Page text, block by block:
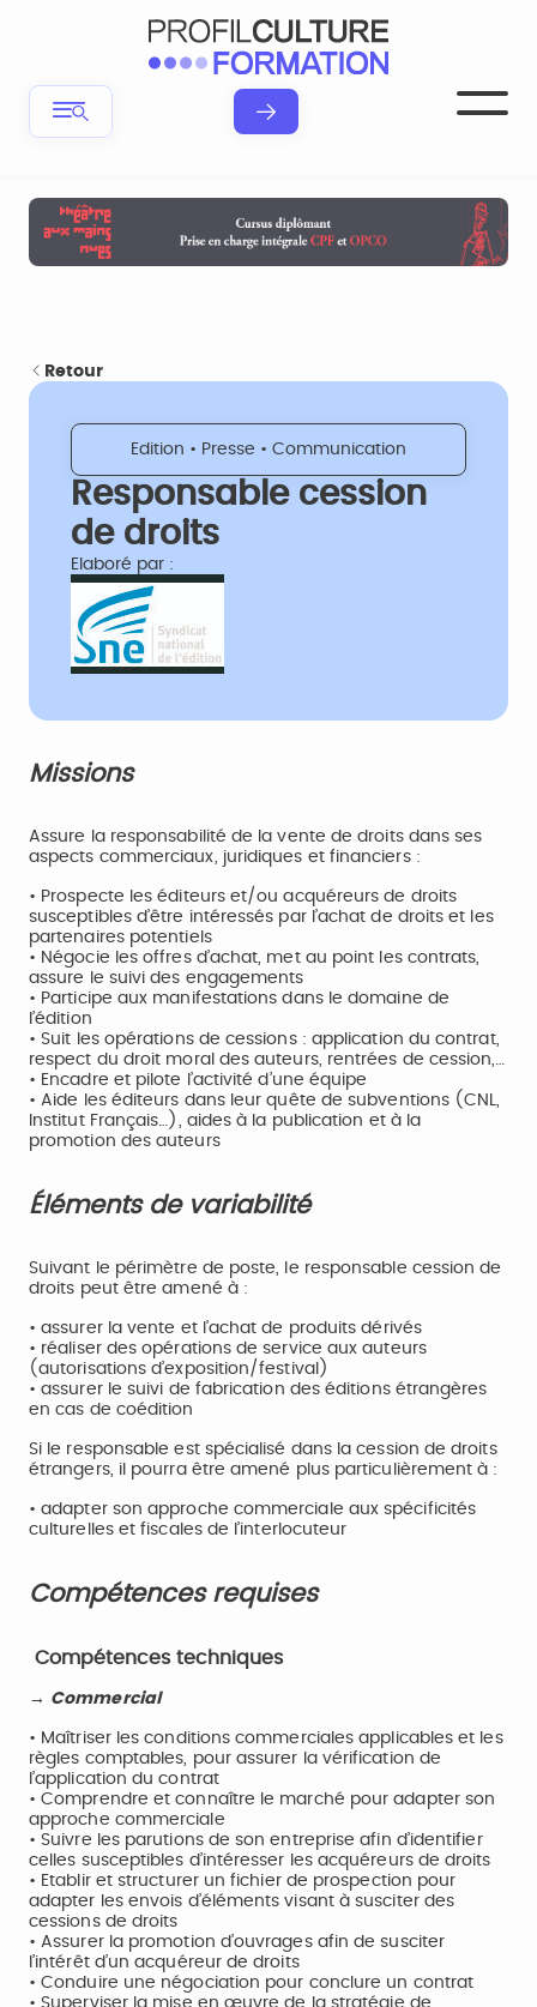
Retour
Edition • Presse • Communication
Responsable cession
de droits
Elaboré par :
Missions
Assure la responsabilité de la vente de droits dans ses
aspects commerciaux, juridiques et financiers :
• Prospecte les éditeurs et/ou acquéreurs de droits
susceptibles d’être intéressés par l’achat de droits et les
partenaires potentiels
• Négocie les offres d’achat, met au point les contrats,
assure le suivi des engagements
• Participe aux manifestations dans le domaine de
l’édition
• Suit les opérations de cessions : application du contrat,
respect du droit moral des auteurs, rentrées de cession,…
• Encadre et pilote l’activité d’une équipe
• Aide les éditeurs dans leur quête de subventions (CNL,
Institut Français…), aides à la publication et à la
promotion des auteurs
Éléments de variabilité
Suivant le périmètre de poste, le responsable cession de
droits peut être amené à :
• assurer la vente et l’achat de produits dérivés
• réaliser des opérations de service aux auteurs
(autorisations d’exposition/festival)
• assurer le suivi de fabrication des éditions étrangères
en cas de coédition
Si le responsable est spécialisé dans la cession de droits
étrangers, il pourra être amené plus particulièrement à :
• adapter son approche commerciale aux spécificités
culturelles et fiscales de l’interlocuteur
Compétences requises
Compétences techniques
→ Commercial
• Maîtriser les conditions commerciales applicables et les
règles comptables, pour assurer la vérification de
l’application du contrat
• Comprendre et connaître le marché pour adapter son
approche commerciale
• Suivre les parutions de son entreprise afin d’identifier
celles susceptibles d’intéresser les acquéreurs de droits
• Etablir et structurer un fichier de prospection pour
adapter les envois d’éléments visant à susciter des
cessions de droits
• Assurer la promotion d’ouvrages afin de susciter
l’intérêt d’un acquéreur de droits
• Conduire une négociation pour conclure un contrat
• Superviser la mise en œuvre de la stratégie de